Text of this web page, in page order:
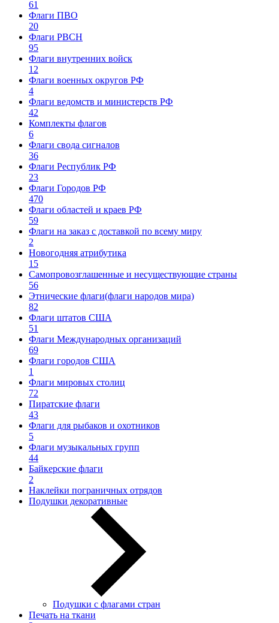
61
Флаги ПВО
20
Флаги РВСН
95
Флаги внутренних войск
12
Флаги военных округов РФ
4
Флаги ведомств и министерств РФ
42
Комплекты флагов
6
Флаги свода сигналов
36
Флаги Республик РФ
23
Флаги Городов РФ
470
Флаги областей и краев РФ
59
Флаги на заказ с доставкой по всему миру
2
Новогодняя атрибутика
15
Самопровозглашенные и несуществующие страны
56
Этнические флаги(флаги народов мира)
82
Флаги штатов США
51
Флаги Международных организаций
69
Флаги городов США
1
Флаги мировых столиц
72
Пиратские флаги
43
Флаги для рыбаков и охотников
5
Флаги музыкальных групп
44
Байкерские флаги
2
Наклейки пограничных отрядов
Подушки декоративные
Подушки с флагами стран
Печать на ткани